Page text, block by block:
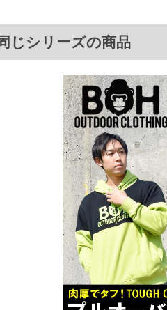
60
64
※商品によって若干のサイズの誤差が
面）によって、商品の色味が若干異な
※上記サイズが実際の商品に付いてい
商品付属タグの記載もご確認下さい。
※当店での掲載商品は、実店鋪と在庫
寄せ等により、お客様にご迷惑をお掛
限に努めておりますが、もしあった場
※【ボトムの裾上げをご希望の場合】
裾上げ料金は500円+税となります。
備考欄に股下●cmとご記入下さい。（
1本5,999円以下の商品は有料（500円+
出荷まで約1週間～20日間程お時間を
尚、裾上げした商品は返品・交換不
一部、お直しに対応出来ない商品がご
端なデザインが施されている等)
じシリーズの商品